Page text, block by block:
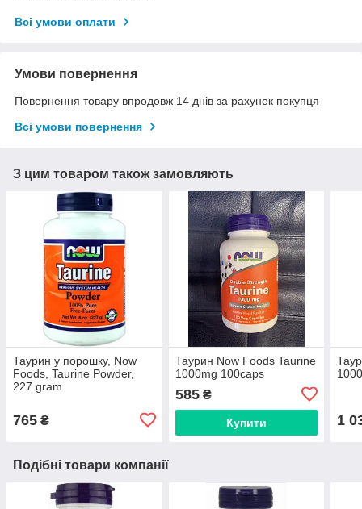
Всі умови оплати
Умови повернення
Повернення товару впродовж 14 днів за рахунок покупця
Всі умови повернення
З цим товаром також замовляють
Таурин у порошку, Now
Foods, Taurine Powder,
227 gram
765 ₴
Таурин Now Foods Taurine
1000mg 100caps
585₴
Купити 1
Подібні товари компанії